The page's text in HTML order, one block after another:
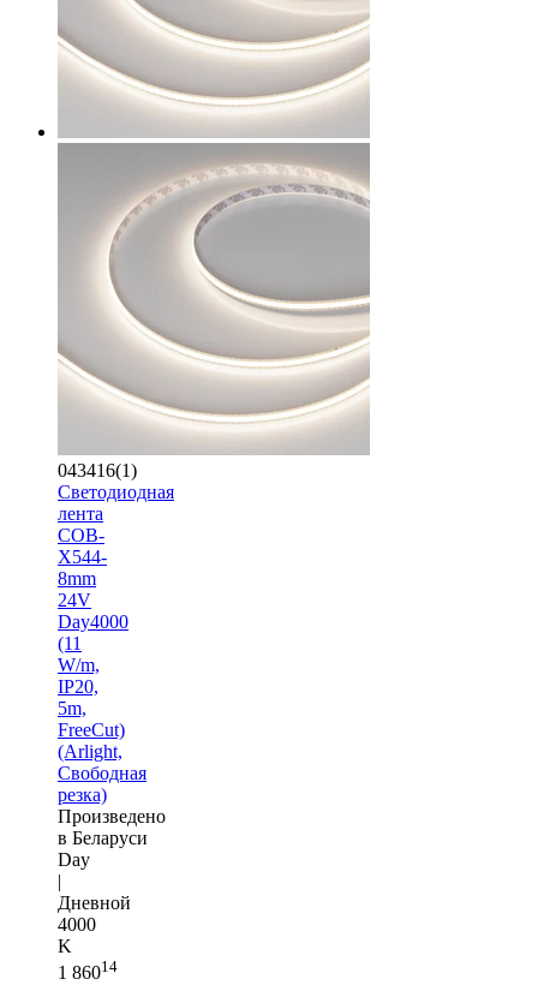
043416(1)
Светодиодная
лента
COB-
X544-
8mm
24V
Day4000
(11
W/m,
IP20,
5m,
FreeCut)
(Arlight,
Свободная
резка)
Произведено
в Беларуси
Day
|
Дневной
4000
K
1 86014